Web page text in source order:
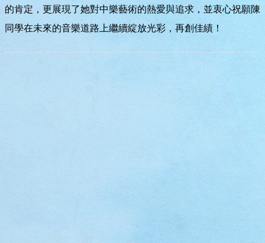
的肯定，更展現了她對中樂藝術的熱愛與追求，並衷心祝願陳
同學在未來的音樂道路上繼續綻放光彩，再創佳績！